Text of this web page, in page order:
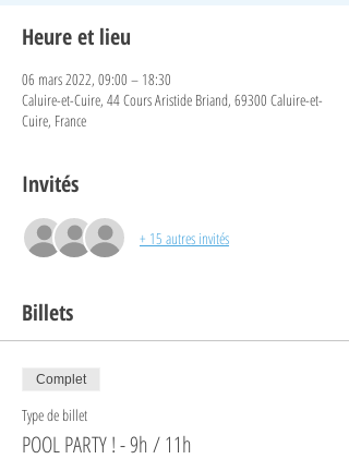
Heure et lieu
06 mars 2022, 09:00 – 18:30
Caluire-et-Cuire, 44 Cours Aristide Briand, 69300 Caluire-et-
Cuire, France
Invités
+ 15 autres invités
Billets
Complet
Type de billet
POOL PARTY ! - 9h / 11h